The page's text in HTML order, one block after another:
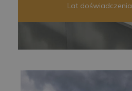
Lat doświadczenia